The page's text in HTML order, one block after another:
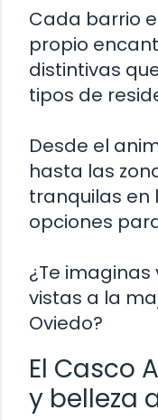
Cada barrio
propio
distintivas
tipos de
Desde el
hasta las
tranquilas en
opciones
¿Te imaginas
vistas a la
Oviedo?
El Casco
y belleza